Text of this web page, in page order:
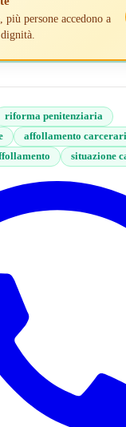
più persone accedono a
riforma penitenziaria
affollamento
situazione